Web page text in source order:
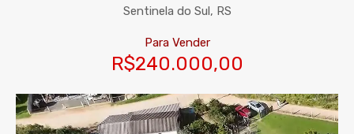
Sentinela do Sul, RS
Para Vender
R$240.000,00